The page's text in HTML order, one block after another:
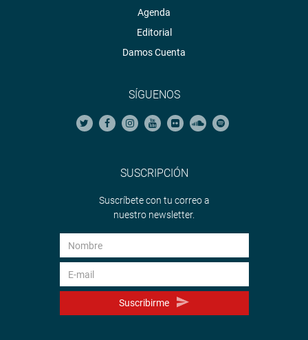
Agenda
Editorial
Damos Cuenta
SÍGUENOS
SUSCRIPCIÓN
Suscríbete con tu correo a
nuestro newsletter.
Suscribirme